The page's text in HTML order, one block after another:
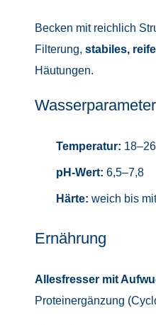
Becken mit reichlich
Filterung, stabiles,
Häutungen.
Wasserparameter
Temperatur:
pH-Wert: 6,5–7,8
Härte: weich bis
Ernährung
Allesfresser mit
Proteinergänzung